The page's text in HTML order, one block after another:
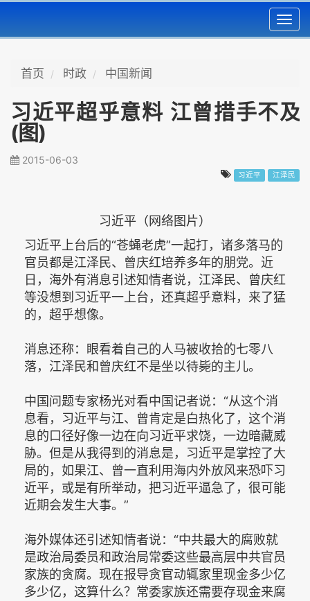
首页 时政 中国新闻
习近平超乎意料 江曾措手不及
(图)
2015-06-03
习近平 江泽民
习近平（网络图片）
习近平上台后的“苍蝇老虎”一起打，诸多落马的
官员都是江泽民、曾庆红培养多年的朋党。近
日，海外有消息引述知情者说，江泽民、曾庆红
等没想到习近平一上台，还真超乎意料，来了猛
的，超乎想像。
消息还称：眼看着自己的人马被收拾的七零八
落，江泽民和曾庆红不是坐以待毙的主儿。
中国问题专家杨光对看中国记者说：“从这个消
息看，习近平与江、曾肯定是白热化了，这个消
息的口径好像一边在向习近平求饶，一边暗藏威
胁。但是从我得到的消息是，习近平是掌控了大
局的，如果江、曾一直利用海内外放风来恐吓习
近平，或是有所举动，把习近平逼急了，很可能
近期会发生大事。”
海外媒体还引述知情者说：“中共最大的腐败就
是政治局委员和政治局常委这些最高层中共官员
家族的贪腐。现在报导贪官动辄家里现金多少亿
多少亿，这算什么？常委家族还需要存现金来腐